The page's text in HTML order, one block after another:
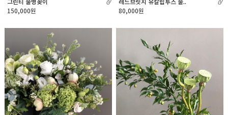
그린티 물병꽂이
150,000원
레드브릿지 유칼립투스 물..
80,000원